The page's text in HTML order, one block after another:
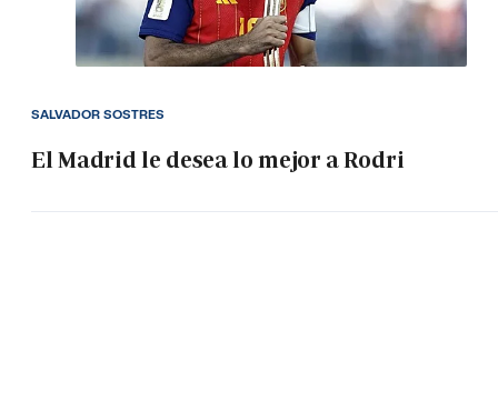
El Madrid le desea lo mejor a Rodri
SALVADOR SOSTRES